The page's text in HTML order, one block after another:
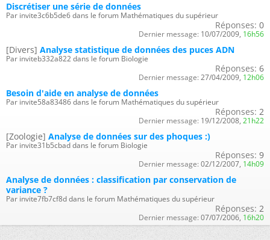
Discrétiser une série de données
Par invite3c6b5de6 dans le forum Mathématiques du supérieur
Réponses: 0
Dernier message: 10/07/2009, 16h56
[Divers] Analyse statistique de données des puces ADN
Par inviteb332a822 dans le forum Biologie
Réponses: 6
Dernier message: 27/04/2009, 12h06
Besoin d'aide en analyse de données
Par invite58a83486 dans le forum Mathématiques du supérieur
Réponses: 2
Dernier message: 19/12/2008, 21h22
[Zoologie] Analyse de données sur des phoques :)
Par invite31b5cbad dans le forum Biologie
Réponses: 9
Dernier message: 02/12/2007, 14h09
Analyse de données : classification par conservation de
variance ?
Par invite7fb7cf8d dans le forum Mathématiques du supérieur
Réponses: 2
Dernier message: 07/07/2006, 16h20